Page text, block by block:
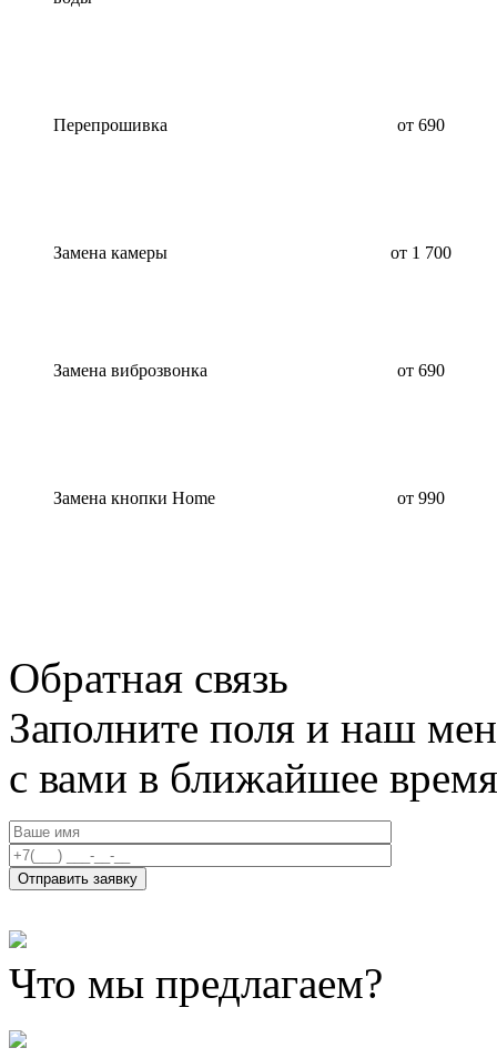
Перепрошивка от 690
Замена камеры от 1 700
Замена виброзвонка от 690
Замена кнопки Home от 990
Обратная связь
Заполните поля и наш
с вами в ближайшее время
Что мы предлагаем?